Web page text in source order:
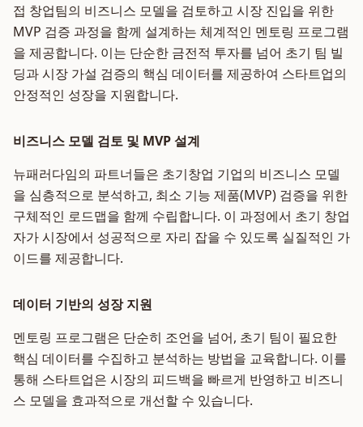
접 창업팀의 비즈니스 모델을 검토하고 시장 진입을 위한
MVP 검증 과정을 함께 설계하는 체계적인 멘토링 프로그램
을 제공합니다. 이는 단순한 금전적 투자를 넘어 초기 팀 빌
딩과 시장 가설 검증의 핵심 데이터를 제공하여 스타트업의
안정적인 성장을 지원합니다.
비즈니스 모델 검토 및 MVP 설계
뉴패러다임의 파트너들은 초기창업 기업의 비즈니스 모델
을 심층적으로 분석하고, 최소 기능 제품(MVP) 검증을 위한
구체적인 로드맵을 함께 수립합니다. 이 과정에서 초기 창업
자가 시장에서 성공적으로 자리 잡을 수 있도록 실질적인 가
이드를 제공합니다.
데이터 기반의 성장 지원
멘토링 프로그램은 단순히 조언을 넘어, 초기 팀이 필요한
핵심 데이터를 수집하고 분석하는 방법을 교육합니다. 이를
통해 스타트업은 시장의 피드백을 빠르게 반영하고 비즈니
스 모델을 효과적으로 개선할 수 있습니다.